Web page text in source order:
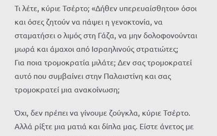
Τι λέτε, κύριε Τσέρτο; «Δήθεν υπερευαίσθητοι» όσοι
και όσες ζητούν να πάψει η γενοκτονία, να
σταματήσει ο λιμός στη Γάζα, να μην δολοφονούνται
μωρά και άμαχοι από Ισραηλινούς στρατιώτες;
Για ποια τρομοκρατία μιλάτε; Δεν σας τρομοκρατεί
αυτό που συμβαίνει στην Παλαιστίνη και σας
τρομοκρατεί μια ανακοίνωση;
Όχι, δεν πρέπει να γίνουμε ζούγκλα, κύριε Τσέρτο.
Αλλά ρίξτε μια ματιά και δίπλα μας. Είστε άνετος με